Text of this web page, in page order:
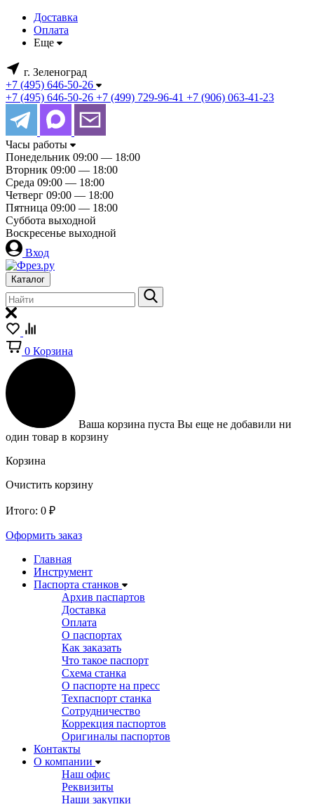
Доставка
Оплата
Еще
г. Зеленоград
+7 (495) 646-50-26
+7 (495) 646-50-26 +7 (499) 729-96-41 +7 (906) 063-41-23
Часы работы
Понедельник 09:00 — 18:00
Вторник 09:00 — 18:00
Среда 09:00 — 18:00
Четверг 09:00 — 18:00
Пятница 09:00 — 18:00
Суббота выходной
Воскресенье выходной
Вход
Каталог
0 Корзина
Ваша корзина пуста Вы еще не добавили ни
один товар в корзину
Корзина
Очистить корзину
Итого: 0 ₽
Оформить заказ
Главная
Инструмент
Паспорта станков
Архив паспартов
Доставка
Оплата
О паспортах
Как заказать
Что такое паспорт
Схема станка
О паспорте на пресс
Техпаспорт станка
Сотрудничество
Коррекция паспортов
Оригиналы паспортов
Контакты
О компании
Наш офис
Реквизиты
Наши закупки